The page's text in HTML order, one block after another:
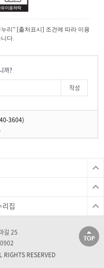
리” [출처표시] 조건에 따라 이용
다.
까?
3604)
집
길 25
RESERVED